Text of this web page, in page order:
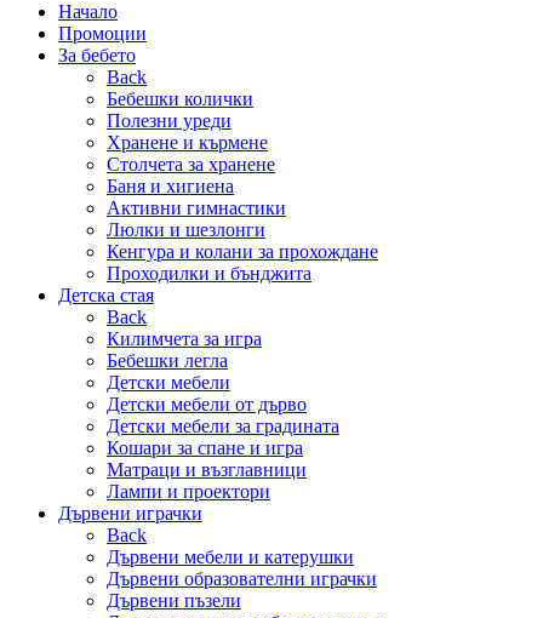
Начало
Промоции
За бебето
Back
Бебешки колички
Полезни уреди
Хранене и кърмене
Столчета за хранене
Баня и хигиена
Активни гимнастики
Люлки и шезлонги
Кенгура и колани за прохождане
Проходилки и бънджита
Детска стая
Back
Килимчета за игра
Бебешки легла
Детски мебели
Детски мебели от дърво
Детски мебели за градината
Кошари за спане и игра
Матраци и възглавници
Лампи и проектори
Дървени играчки
Back
Дървени мебели и катерушки
Дървени образователни играчки
Дървени пъзели